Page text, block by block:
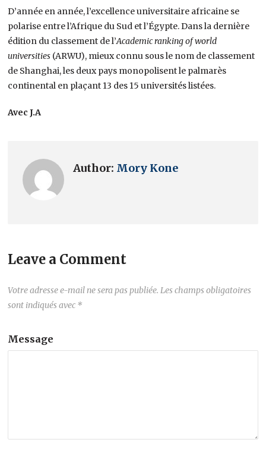
D’année en année, l’excellence universitaire africaine se
polarise entre l’Afrique du Sud et l’Égypte. Dans la dernière
édition du classement de l’Academic ranking of world
universities (ARWU), mieux connu sous le nom de classement
de Shanghai, les deux pays monopolisent le palmarès
continental en plaçant 13 des 15 universités listées.
Avec J.A
Author: Mory Kone
Leave a Comment
Votre adresse e-mail ne sera pas publiée. Les champs obligatoires
sont indiqués avec *
Message